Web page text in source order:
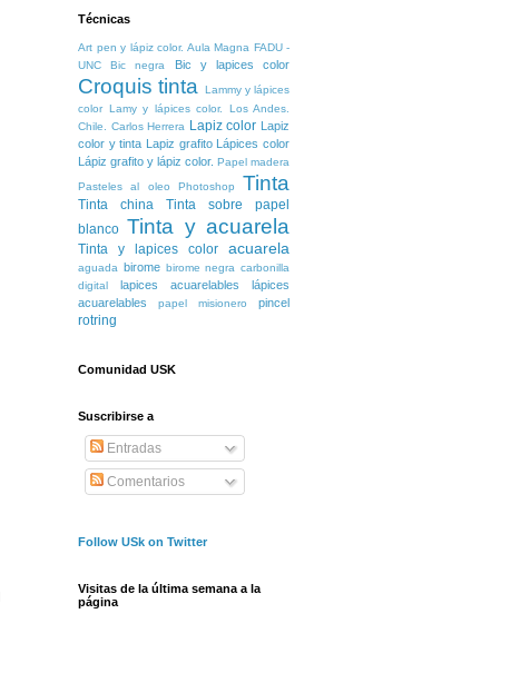
Técnicas
Art pen y lápiz color. Aula Magna FADU -
UNC
Bic negra Bic y lapices color
Croquis tinta
Lammy y lápices
color
Lamy y lápices color. Los Andes.
Chile. Carlos Herrera Lapiz color
Lapiz
color y tinta
Lapiz grafito
Lápices color
Lápiz grafito y lápiz color. Papel madera
Pasteles al oleo
Photoshop Tinta
Tinta china
Tinta sobre papel
blanco Tinta y acuarela
Tinta y lapices color acuarela
aguada birome birome negra carbonilla
digital
lapices acuarelables
lápices
acuarelables
papel misionero pincel
rotring
Comunidad USK
Suscribirse a
Entradas
Comentarios
Follow USk on Twitter
Visitas de la última semana a la
página